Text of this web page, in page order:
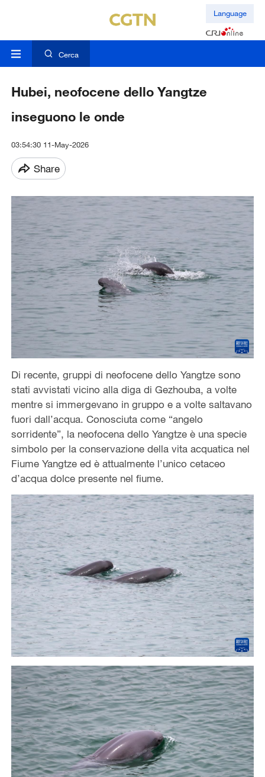
Language
Cerca
Hubei, neofocene dello Yangtze
inseguono le onde
03:54:30 11-May-2026
Share
Di recente, gruppi di neofocene dello Yangtze sono
stati avvistati vicino alla diga di Gezhouba, a volte
mentre si immergevano in gruppo e a volte saltavano
fuori dall’acqua. Conosciuta come “angelo
sorridente”, la neofocena dello Yangtze è una specie
simbolo per la conservazione della vita acquatica nel
Fiume Yangtze ed è attualmente l’unico cetaceo
d’acqua dolce presente nel fiume.